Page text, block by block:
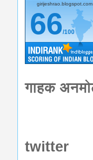
girijeshrao.blogspot.com
66/100
गाहक
twitter